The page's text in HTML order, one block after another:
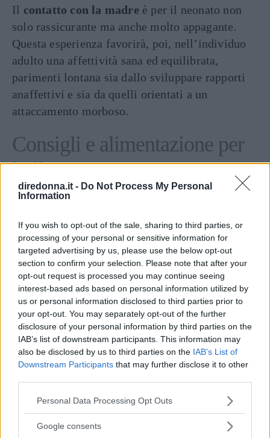
diredonna.it - Do Not Process My Personal
Information
If you wish to opt-out of the sale, sharing to third parties, or
processing of your personal or sensitive information for
targeted advertising by us, please use the below opt-out
section to confirm your selection. Please note that after your
opt-out request is processed you may continue seeing
interest-based ads based on personal information utilized by
us or personal information disclosed to third parties prior to
your opt-out. You may separately opt-out of the further
disclosure of your personal information by third parties on the
IAB’s list of downstream participants. This information may
also be disclosed by us to third parties on the IAB’s List of
Downstream Participants that may further disclose it to other
Please note that this website/app uses one or more Google
not limited to your visit or usage behaviour. You may click to
Personal Data Processing Opt Outs
Google consents
Il contatto con la madre è per il neonato non
solo rassicurante ma anche molto appagante.
Questa esperienza favorirà, poi, nell’individuo
adulto una affettività sana ed equilibrata,
parimenti lontana sia dallo sviluppare rapporti
anaffettivi e sia da quelli orientati a un
attaccamento morboso.
Consigli e alimentazione per
l’allattamento
Per produrre un quantitativo di latte sufficiente
al nutrimento del bambino è necessario
bere
tanta acquao, meglio, tisane a base di erbe
benefiche come la camomilla. L’imperativo è
attenersi a una dieta ricca di nutrienti e dal
gusto delicato, quanto più naturale possibile: i
cibi eccessivamente speziati o piccanti alterano
il sapore del latte e possono causare dolorose
coliche al neonato.
Un altro consiglio utile in caso di allattamento
al seno è quello di mangiare considerando che
per produrre latte sono necessarie
mediamente 500 kcal giornaliere in piùe,
quindi, è normale avere più fame ma è